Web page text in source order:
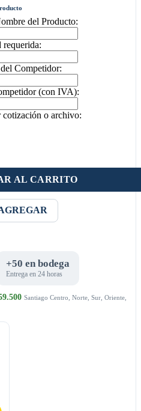
del Producto:
requerida:
Competidor:
(con IVA):
cotización o archivo:
AL CARRITO
+50 en bodega
Entrega en 24 horas
Santiago Centro, Norte, Sur, Oriente,